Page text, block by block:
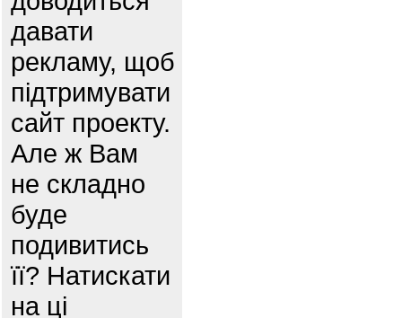
давати
рекламу, щоб
підтримувати
сайт проекту.
Але ж Вам
не складно
буде
подивитись
її? Натискати
на ці